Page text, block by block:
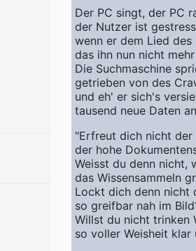
Der PC singt, der PC
der Nutzer ist
wenn er dem Lied
das ihn nun nicht
Die Suchmaschine
getrieben von des
und eh' er sich's
tausend neue Daten
"Erfreut dich nicht der
der hohe
Weisst du denn nicht,
das Wissensammeln
Lockt dich denn nicht
so greifbar nah im
Willst du nicht trinken
so voller Weisheit klar